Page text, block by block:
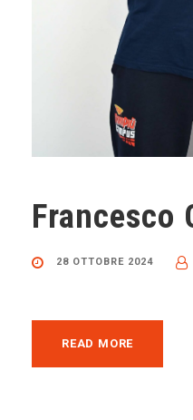
Francesco
28 OTTOBRE 2024
READ MORE